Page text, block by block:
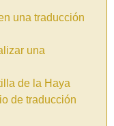
una traducción
una
de la Haya
de traducción